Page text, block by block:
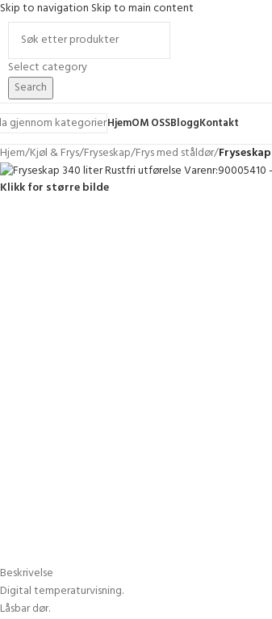
Skip to navigation Skip to main content
Select category
Search
gjennom kategorierHjemOM OSSBloggKontakt
Hjem/Kjøl & Frys/Fryseskap/Frys med ståldør/
Klikk for større bilde
Beskrivelse
Digital temperaturvisning.
Låsbar dør.